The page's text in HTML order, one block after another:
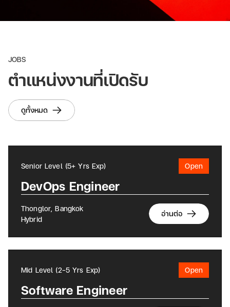
JOBS
ตำแหน่งงานที่เปิดรับ
ดูทั้งหมด
Senior Level (5+ Yrs Exp) Open
DevOps Engineer
Thonglor, Bangkok
Hybrid
อ่านต่อ
Mid Level (2-5 Yrs Exp) Open
Software Engineer